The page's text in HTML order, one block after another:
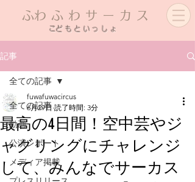
​ふわふわサーカス
​こどもといっしょ
記事
全ての記事
動画
公演レポート
メディア掲載
全ての記事
最高の4日間！空中芸やジ
ャグリングにチャレンジ
して、みんなでサーカス
fuwafuwacircus
6月29日 読了時間: 3分